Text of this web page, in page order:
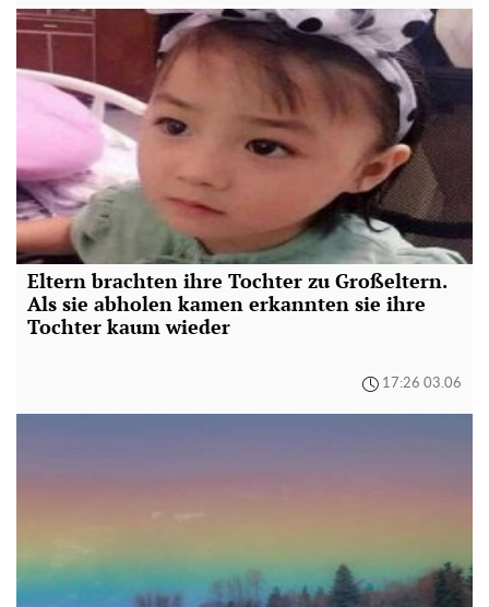
Eltern brachten ihre Tochter zu Großeltern.
Als sie abholen kamen erkannten sie ihre
Tochter kaum wieder
17:26 03.06